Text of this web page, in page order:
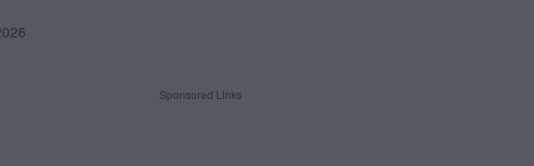
Sponsored Links